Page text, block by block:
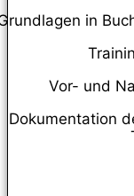
in
Vor- und
Dokumentation